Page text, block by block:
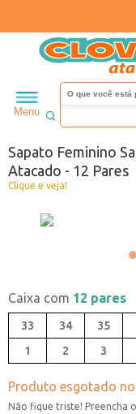
Menu
Feminino
Sapato Feminino
Atacado - 12 Pares
Clique e veja!
Caixa com 12 pares
33 34 35
1
2 3